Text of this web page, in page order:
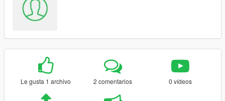
Le gusta 1 archivo 2 comentarios 0 vídeos